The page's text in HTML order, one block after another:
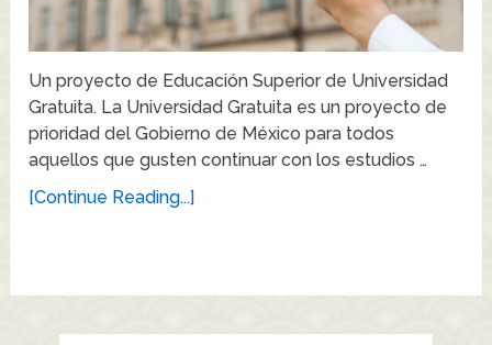
Un proyecto de Educación Superior de Universidad
Gratuita. La Universidad Gratuita es un proyecto de
prioridad del Gobierno de México para todos
aquellos que gusten continuar con los estudios …
[Continue Reading...]